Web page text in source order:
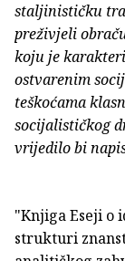
staljinističku
preživjeli
koju je
ostvarenim
teškoćama
socijalističkog
vrijedilo bi
"Knjiga Eseji o
strukturi